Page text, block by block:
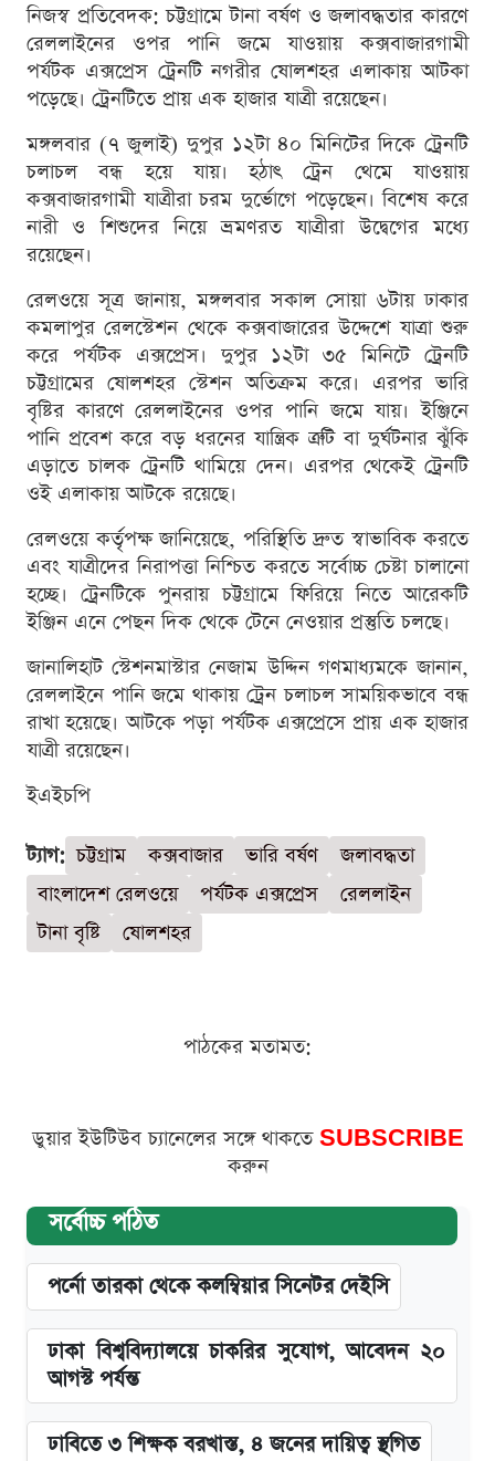
নিজস্ব প্রতিবেদক: চট্টগ্রামে টানা বর্ষণ ও জলাবদ্ধতার কারণে
রেললাইনের ওপর পানি জমে যাওয়ায় কক্সবাজারগামী
পর্যটক এক্সপ্রেস ট্রেনটি নগরীর ষোলশহর এলাকায় আটকা
পড়েছে। ট্রেনটিতে প্রায় এক হাজার যাত্রী রয়েছেন।
মঙ্গলবার (৭ জুলাই) দুপুর ১২টা ৪০ মিনিটের দিকে ট্রেনটি
চলাচল বন্ধ হয়ে যায়। হঠাৎ ট্রেন থেমে যাওয়ায়
কক্সবাজারগামী যাত্রীরা চরম দুর্ভোগে পড়েছেন। বিশেষ করে
নারী ও শিশুদের নিয়ে ভ্রমণরত যাত্রীরা উদ্বেগের মধ্যে
রয়েছেন।
রেলওয়ে সূত্র জানায়, মঙ্গলবার সকাল সোয়া ৬টায় ঢাকার
কমলাপুর রেলস্টেশন থেকে কক্সবাজারের উদ্দেশে যাত্রা শুরু
করে পর্যটক এক্সপ্রেস। দুপুর ১২টা ৩৫ মিনিটে ট্রেনটি
চট্টগ্রামের ষোলশহর স্টেশন অতিক্রম করে। এরপর ভারি
বৃষ্টির কারণে রেললাইনের ওপর পানি জমে যায়। ইঞ্জিনে
পানি প্রবেশ করে বড় ধরনের যান্ত্রিক ত্রুটি বা দুর্ঘটনার ঝুঁকি
এড়াতে চালক ট্রেনটি থামিয়ে দেন। এরপর থেকেই ট্রেনটি
ওই এলাকায় আটকে রয়েছে।
রেলওয়ে কর্তৃপক্ষ জানিয়েছে, পরিস্থিতি দ্রুত স্বাভাবিক করতে
এবং যাত্রীদের নিরাপত্তা নিশ্চিত করতে সর্বোচ্চ চেষ্টা চালানো
হচ্ছে। ট্রেনটিকে পুনরায় চট্টগ্রামে ফিরিয়ে নিতে আরেকটি
ইঞ্জিন এনে পেছন দিক থেকে টেনে নেওয়ার প্রস্তুতি চলছে।
জানালিহাট স্টেশনমাস্টার নেজাম উদ্দিন গণমাধ্যমকে জানান,
রেললাইনে পানি জমে থাকায় ট্রেন চলাচল সাময়িকভাবে বন্ধ
রাখা হয়েছে। আটকে পড়া পর্যটক এক্সপ্রেসে প্রায় এক হাজার
যাত্রী রয়েছেন।
ইএইচপি
ট্যাগ: চট্টগ্রাম কক্সবাজার ভারি বর্ষণ
জলাবদ্ধতা
বাংলাদেশ রেলওয়ে
পর্যটক এক্সপ্রেস
রেললাইন
টানা বৃষ্টি
ষোলশহর
পাঠকের মতামত:
ডুয়ার ইউটিউব চ্যানেলের সঙ্গে থাকতে SUBSCRIBE
করুন
সর্বোচ্চ পঠিত
পর্নো তারকা থেকে কলম্বিয়ার সিনেটর দেইসি
ঢাকা বিশ্ববিদ্যালয়ে চাকরির সুযোগ, আবেদন ২০
আগস্ট পর্যন্ত
ঢাবিতে ৩ শিক্ষক বরখাস্ত, ৪ জনের দায়িত্ব স্থগিত